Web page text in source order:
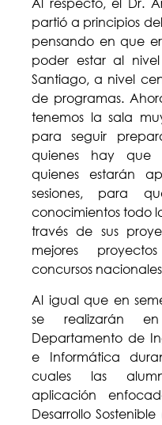
Al respecto, el Dr.
partió a principios
pensando en que
poder estar al
Santiago, a nivel
de programas.
tenemos la sala
para seguir
quienes hay que
quienes estarán
sesiones, para
conocimientos todo
través de sus
mejores
concursos
Al igual que en
se realizarán
Departamento de
e Informática
cuales las
aplicación
Desarrollo